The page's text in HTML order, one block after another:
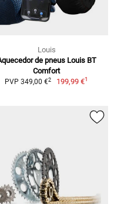
Louis
de pneus Louis BT
Comfort
PVP 349,00 €2 199,99 €1